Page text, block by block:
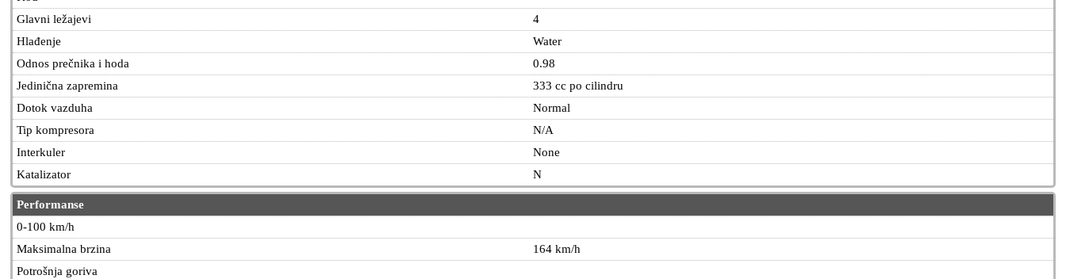
4
Glavni ležajevi
Water
Hlađenje
0.98
Odnos prečnika i hoda
333 cc po cilindru
Jedinična zapremina
Normal
Dotok vazduha
N/A
Tip kompresora
None
Interkuler
N
Katalizator
Performanse
0-100 km/h
164 km/h
Maksimalna brzina
Potrošnja goriva